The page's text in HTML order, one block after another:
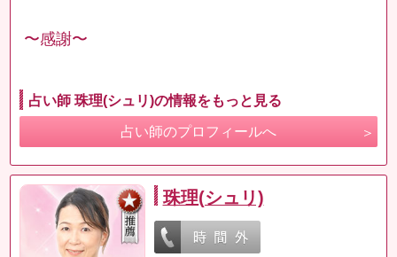
〜感謝〜
占い師 珠理(シュリ)の情報をもっと見る
占い師のプロフィールへ
珠理(シュリ)